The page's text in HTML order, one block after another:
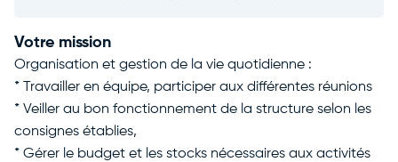
Votre mission
Organisation et gestion de la vie quotidienne :
* Travailler en équipe, participer aux différentes réunions
* Veiller au bon fonctionnement de la structure selon les
consignes établies,
* Gérer le budget et les stocks nécessaires aux activités